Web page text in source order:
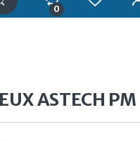
0
ASTECH PM